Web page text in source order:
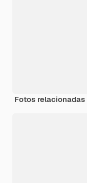
Fotos relacionadas